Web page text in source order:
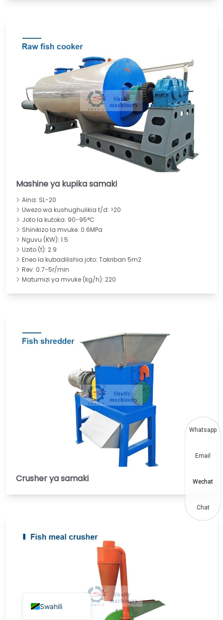
Mashine ya kupika samaki
Aina: SL-20
Uwezo wa kushughulikia t/d: >20
Joto la kutoka: 90-95°C
Shinikizo la mvuke: 0.6MPa
Nguvu (KW): 1.5
Uzito (t): 2.9
Eneo la kubadilishia joto: Takriban 5m2
Rev: 0.7-5r/min
Matumizi ya mvuke (kg/h): 220
Crusher ya samaki
Swahili
German
Chinese
Vietnamese
Indonesian
Urdu
Whatsapp
Email
Wechat
Chat